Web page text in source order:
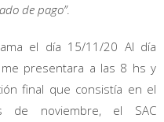
de pago”.
el día 15/11/20 Al día
presentara a las 8 hs y
final que consistía en el
de noviembre, el SAC